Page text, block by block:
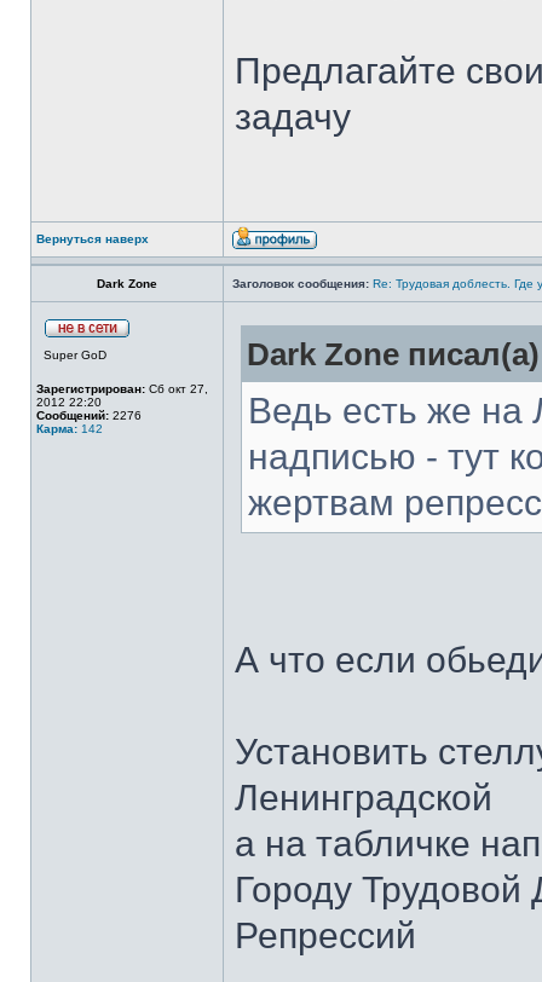
Предлагайте
задачу
Вернуться наверх
Dark Zone Заголовок сообщения: Re: Трудовая доблесть. Где
Super GoD
Зарегистрирован: Сб окт 27,
2012 22:20
Сообщений: 2276
Карма: 142
Dark Zone
Ведь есть же на
надписью - тут
жертвам
А что если
Установить
Ленинградской
а на табличке
Городу Трудовой
Репрессий